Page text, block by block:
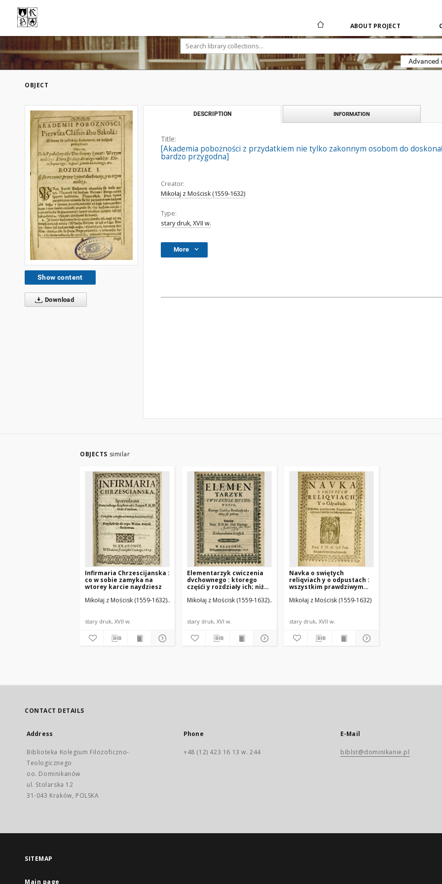
ABOUT PROJECT
Advanced
OBJECT
Show content
Download
DESCRIPTION INFORMATION
Title:
[Akademia pobożności z przydatkiem nie tylko zakonnym osobom do
bardzo przygodna]
Creator:
Mikołaj z Mościsk (1559-1632)
Type:
stary druk, XVII w.
More
OBJECTS similar
Infirmaria Chrzescijanska :
co w sobie zamyka na
wtorey karcie naydziesz
Mikołaj z Mościsk (1559-1632)
Cezary, Franciszek (ca 1583-1651). Druk.
stary druk, XVII w.
Elementarzyk cwiczenia
dvchownego : ktorego
częśći y rozdziały ich; niżey
Mikołaj z Mościsk (1559-1632) Cezary, Franciszek (ca 1583-1651). Druk.
stary druk, XVI w.
Navka o swiętych
reliqviach y o odpustach :
wszystkim prawdziwym
wiedzenia, barzo
Mikołaj z Mościsk (1559-1632)
stary druk, XVII w.
CONTACT DETAILS
Address
Biblioteka Kolegium Filozoficzno-
Teologicznego
oo. Dominikanów
ul. Stolarska 12
31-043 Kraków, POLSKA
Phone
+48 (12) 423 16 13 w. 244
E-Mail
biblst@dominikanie.pl
SITEMAP
Main page